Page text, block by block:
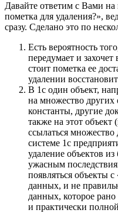
Давайте ответим с Вами на
пометка для удаления?»,
сразу. Сделано это по
Есть вероятность
передумает и захочет
стоит пометка ее
удалении
В 1с один объект,
на множество других
константы, другие
также на этот
ссылаться
системе 1с
удаление объектов
ужасным
появляться объекты
данных, и не
данных, которое
и практически